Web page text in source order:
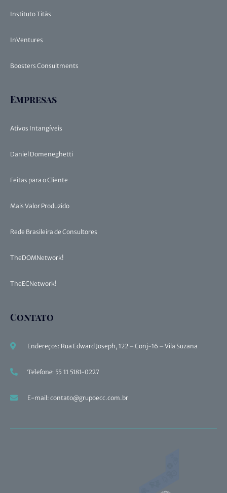
Instituto Titãs
InVentures
Boosters Consultments
Empresas
Ativos Intangíveis
Daniel Domeneghetti
Feitas para o Cliente
Mais Valor Produzido
Rede Brasileira de Consultores
TheDOMNetwork!
TheECNetwork!
Contato
Endereços: Rua Edward Joseph, 122 – Conj-16 – Vila Suzana
Telefone: 55 11 5181-0227
E-mail: contato@grupoecc.com.br